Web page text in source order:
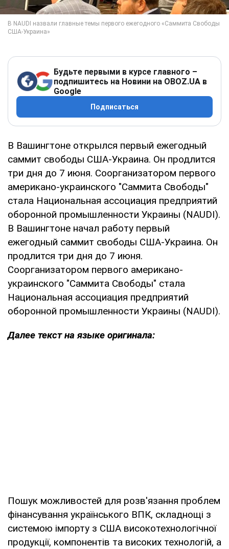
Будьте первыми в курсе главного –
подпишитесь на Новини на OBOZ.UA в
Google
Подписаться
В Вашингтоне открылся первый ежегодный
саммит свободы США-Украина. Он продлится
три дня до 7 июня. Соорганизатором первого
американо-украинского "Саммита Свободы"
стала Национальная ассоциация предприятий
оборонной промышленности Украины (NAUDI).
В Вашингтоне начал работу первый
ежегодный саммит свободы США-Украина. Он
продлится три дня до 7 июня.
Соорганизатором первого американо-
украинского "Саммита Свободы" стала
Национальная ассоциация предприятий
оборонной промышленности Украины (NAUDI).
Далее текст на языке оригинала:
Пошук можливостей для розв'язання проблем
фінансування українського ВПК, складнощі з
системою імпорту з США високотехнологічної
продукції, компонентів та високих технологій, а